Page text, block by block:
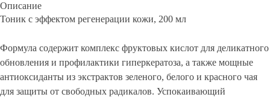
Описание
Тоник с эффектом регенерации кожи, 200 мл
Формула содержит комплекс фруктовых кислот для деликатного
обновления и профилактики гиперкератоза, а также мощные
антиоксиданты из экстрактов зеленого, белого и красного чая
для защиты от свободных радикалов. Успокаивающий